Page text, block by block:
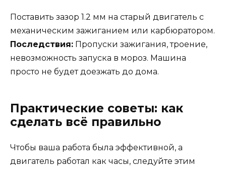
Поставить зазор 1.2 мм на старый двигатель с
механическим зажиганием или карбюратором.
Последствия: Пропуски зажигания, троение,
невозможность запуска в мороз. Машина
просто не будет доезжать до дома.
Практические советы: как
сделать всё правильно
Чтобы ваша работа была эффективной, а
двигатель работал как часы, следуйте этим